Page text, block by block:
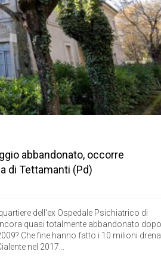
abbandonato, occorre
di Tettamanti (Pd)
dell'ex Ospedale Psichiatrico di
quasi totalmente abbandonato dopo
Che fine hanno fatto i 10 milioni
nel 2017...